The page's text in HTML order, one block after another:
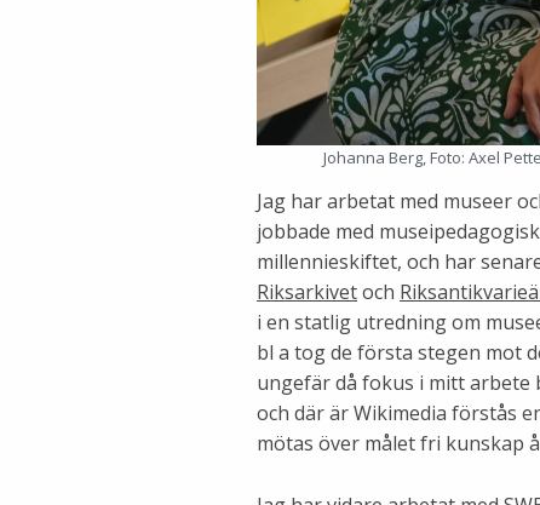
Johanna Berg, Foto: Axel
Jag har arbetat med museer
jobbade med
millennieskiftet, och har
Riksarkivetoch
i en statlig utredning om
bl a tog de första stegen mot
ungefär då fokus i mitt arbete
och där är Wikimedia förstås
mötas över målet fri kunskap